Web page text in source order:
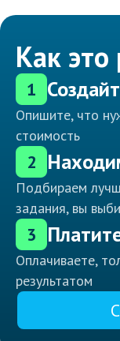
Как это
1
Опишите, что
стоимость
2
Подбираем
задания, вы
3
Оплачиваете,
результатом